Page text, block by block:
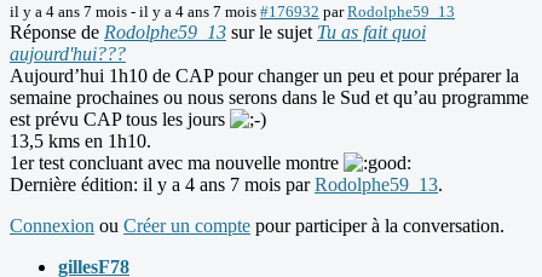
il y a 4 ans 7 mois - il y a 4 ans 7 mois #176932 parRodolphe59_13
Réponse de Rodolphe59_13 sur le sujet Tu as fait quoi
aujourd'hui???
Aujourd’hui 1h10 de CAP pour changer un peu et pour préparer la
semaine prochaines ou nous serons dans le Sud et qu’au programme
est prévu CAP tous les jours
13,5 kms en 1h10.
1er test concluant avec ma nouvelle montre
Dernière édition: il y a 4 ans 7 mois parRodolphe59_13.
Connexion ou Créer un compte pour participer à la conversation.
gillesF78